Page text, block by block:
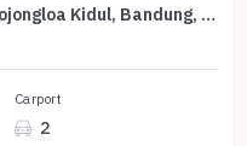
Rumah Minimalis Disewakan di Bojongloa Kidul, Bandung, Harga Ekonomis
Carport
2